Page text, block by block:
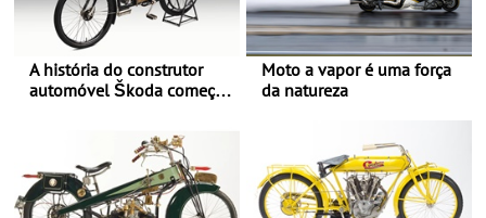
A história do construtor
automóvel Škoda começou
Moto a vapor é uma força
da natureza